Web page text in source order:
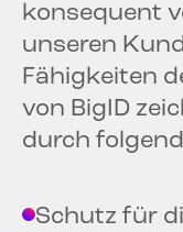
konsequent
unseren
Fähigkeiten
von BigID
durch
Schutz für